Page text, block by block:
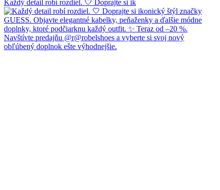
Každý detail robí rozdiel. 🤍 Doprajte si ik